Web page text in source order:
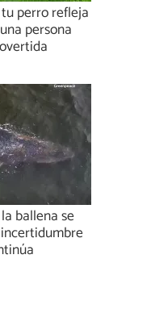
perro refleja
persona
ballena se